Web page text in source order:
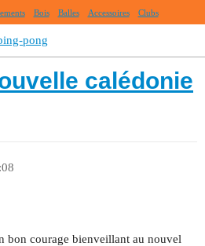
Bois Balles Accessoires Clubs
pong
calédonie
bon courage bienveillant au nouvel